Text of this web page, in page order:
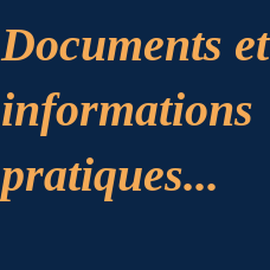
Documents et
informations
pratiques...